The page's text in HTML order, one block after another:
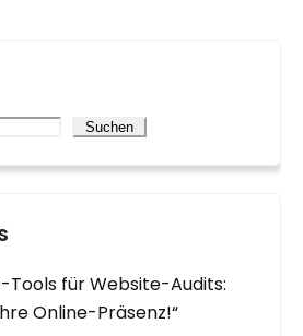
Suchen
Tools für Website-Audits:
Online-Präsenz!“